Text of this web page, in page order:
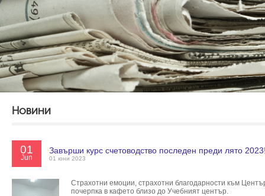
Новини
01
Jun
Завърши курс счетоводство последен преди лято
01 юни 2023
Страхотни емоции, страхотни благодарности към
почерпка в кафето близо до Учебният център.